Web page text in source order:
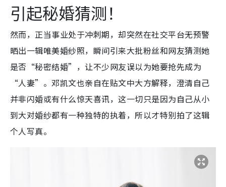
引起秘婚猜测！
然而，正当事业处于冲刺期，却突然在社交平台无预警
晒出一辑唯美婚纱照，瞬间引来大批粉丝和网友猜测她
是否“秘密结婚”，让不少网友误以为她要抢先成为
“人妻”。邓凯文也亲自在贴文中大方解释，澄清自己
并非闪婚或有什么惊天喜讯，这一切只是因为自己从小
到大对婚纱都有一种独特的执着，所以才特别拍了这辑
个人写真。